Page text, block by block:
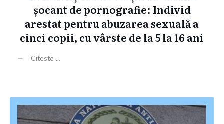
șocant de pornografie: Individ
arestat pentru abuzarea sexuală a
cinci copii, cu vârste de la 5 la 16 ani
Citeste ...